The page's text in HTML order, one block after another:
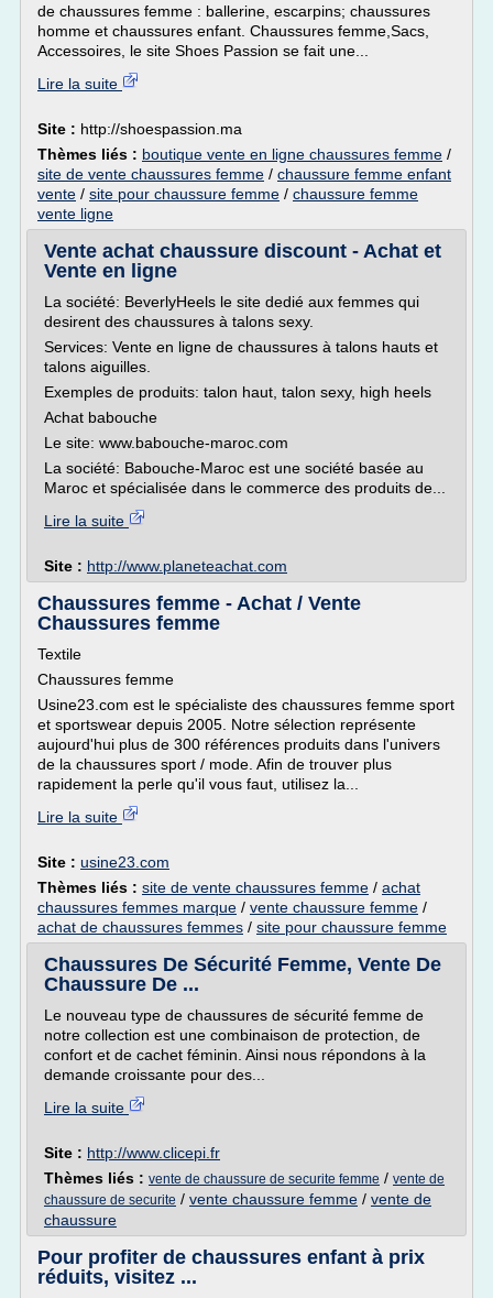
de chaussures femme : ballerine, escarpins; chaussures
homme et chaussures enfant. Chaussures femme,Sacs,
Accessoires, le site Shoes Passion se fait une...
Lire la suite
Site : http://shoespassion.ma
Thèmes liés : boutique vente en ligne chaussures femme /
site de vente chaussures femme / chaussure femme enfant
vente / site pour chaussure femme / chaussure femme
vente ligne
Vente achat chaussure discount - Achat et
Vente en ligne
La société: BeverlyHeels le site dedié aux femmes qui
desirent des chaussures à talons sexy.
Services: Vente en ligne de chaussures à talons hauts et
talons aiguilles.
Exemples de produits: talon haut, talon sexy, high heels
Achat babouche
Le site: www.babouche-maroc.com
La société: Babouche-Maroc est une société basée au
Maroc et spécialisée dans le commerce des produits de...
Lire la suite
Site : http://www.planeteachat.com
Chaussures femme - Achat / Vente
Chaussures femme
Textile
Chaussures femme
Usine23.com est le spécialiste des chaussures femme sport
et sportswear depuis 2005. Notre sélection représente
aujourd'hui plus de 300 références produits dans l'univers
de la chaussures sport / mode. Afin de trouver plus
rapidement la perle qu'il vous faut, utilisez la...
Lire la suite
Site : usine23.com
Thèmes liés : site de vente chaussures femme / achat
chaussures femmes marque / vente chaussure femme /
achat de chaussures femmes / site pour chaussure femme
Chaussures De Sécurité Femme, Vente De
Chaussure De ...
Le nouveau type de chaussures de sécurité femme de
notre collection est une combinaison de protection, de
confort et de cachet féminin. Ainsi nous répondons à la
demande croissante pour des...
Lire la suite
Site : http://www.clicepi.fr
Thèmes liés : vente de chaussure de securite femme / vente de
chaussure de securite / vente chaussure femme / vente de
chaussure
Pour profiter de chaussures enfant à prix
réduits, visitez ...